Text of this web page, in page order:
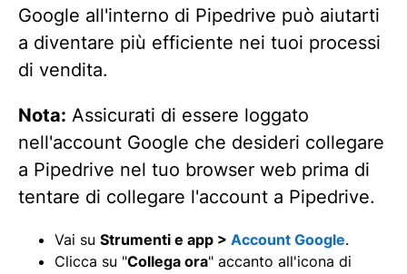
Google all'interno di Pipedrive può aiutarti
a diventare più efficiente nei tuoi processi
di vendita.
Nota: Assicurati di essere loggato
nell'account Google che desideri collegare
a Pipedrive nel tuo browser web prima di
tentare di collegare l'account a Pipedrive.
Vai su Strumenti e app > Account Google.
Clicca su "Collega ora" accanto all'icona di